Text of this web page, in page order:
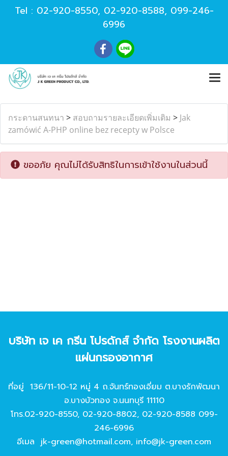
Tel : 02-920-8550, 02-920-8588, 099-246-
6996
กระดานสนทนา > สอบถามรายละเอียดเพิ่มเติม > Jak
zamówić A-PHP online bez recepty w Polsce
ขออภัย คุณไม่ได้รับสิทธิในการเข้าใช้งานในส่วนนี้
บริษัท เจ เค กรีน โปรดักส์ จํากัด โรงงานผลิต
แผ่นกรองอากาศ
ที่อยู่ 136/11-10-12 หมู่ 4 ถ.จันทร์ทองเอี่ยม ต.บางรักพัฒนา
อ.บางบัวทอง จ.นนทบุรี 11110
โทร.02-920-8550, 02-920-8802, 02-920-8588 099-
246-6996
อีเมล jk-green@hotmail.com, info@jk-green.com